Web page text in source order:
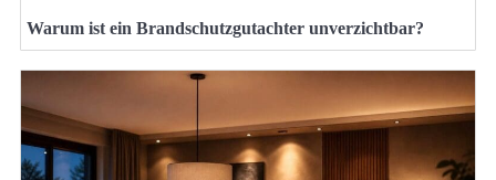
Warum ist ein Brandschutzgutachter unverzichtbar?